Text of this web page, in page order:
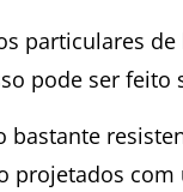
particulares
pode ser
bastante
projetados